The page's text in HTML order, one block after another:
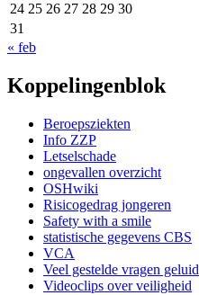
24 25 26 27 28 29 30
31
« feb
Koppelingenblok
Beroepsziekten
Info ZZP
Letselschade
ongevallen overzicht
OSHwiki
Risicogedrag jongeren
Safety with a smile
statistische gegevens CBS
VCA
Veel gestelde vragen geluid
Videoclips over veiligheid